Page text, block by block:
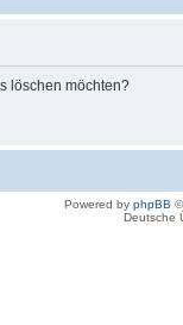
löschen möchten?
Powered by phpBB
Deutsche